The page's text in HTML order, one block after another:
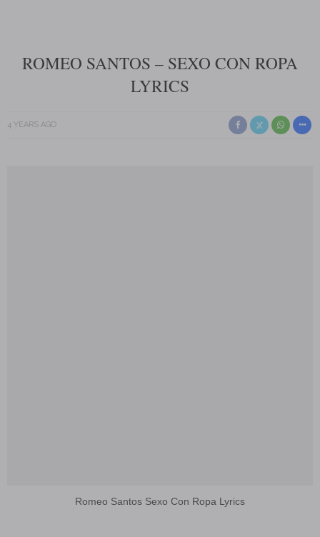
ROMEO SANTOS – SEXO CON ROPA
LYRICS
4 YEARS AGO
Romeo Santos Sexo Con Ropa Lyrics